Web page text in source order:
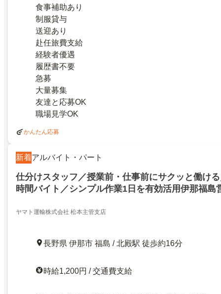
食事補助あり
制服貸与
送迎あり
赴任旅費支給
経験者優遇
履歴書不要
急募
大量募集
友達と応募OK
職場見学OK
かんたん応募
新着アルバイト・パート
仕分けスタッフ／授業前・仕事前にサクッと働け
時間バイト／シンプル作業1日を有効活用伊那福島
ヤマト運輸株式会社 松本主管支店
長野県 伊那市 福島 / 北殿駅 徒歩約16分
時給1,200円 / 交通費支給